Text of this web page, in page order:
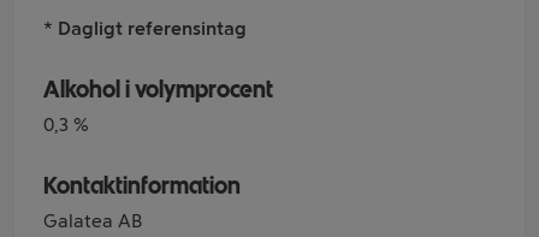
* Dagligt referensintag
Alkohol i volymprocent
0,3 %
Kontaktinformation
Galatea AB